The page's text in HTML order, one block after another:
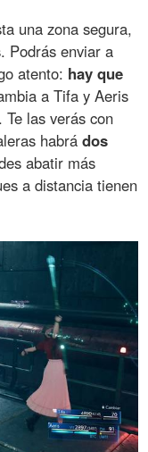
una zona segura,
Podrás enviar a
atento: hay que
a Tifa y Aeris
las verás con
habrádos
abatir más
a distancia tienen